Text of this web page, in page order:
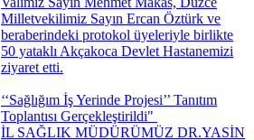
Milletvekilimiz Sayın Ercan Öztürk ve
beraberindeki protokol üyeleriyle birlikte
50 yataklı Akçakoca Devlet Hastanemizi
ziyaret etti.
‘‘Sağlığım İş Yerinde Projesi’’ Tanıtım
Toplantısı Gerçekleştirildi" ​
İL SAĞLIK MÜDÜRÜMÜZ DR.YASİN